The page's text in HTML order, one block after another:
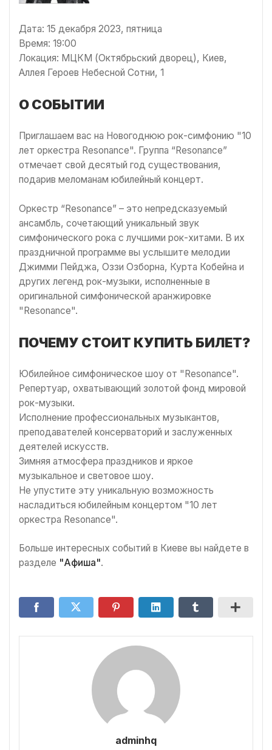
Дата: 15 декабря 2023, пятница
Время: 19:00
Локация: МЦКМ (Октябрьский дворец), Киев,
Аллея Героев Небесной Сотни, 1
О СОБЫТИИ
Приглашаем вас на Новогоднюю рок-симфонию "10
лет оркестра Resonance". Группа “Resonance”
отмечает свой десятый год существования,
подарив меломанам юбилейный концерт.
Оркестр “Resonance” – это непредсказуемый
ансамбль, сочетающий уникальный звук
симфонического рока с лучшими рок-хитами. В их
праздничной программе вы услышите мелодии
Джимми Пейджа, Оззи Озборна, Курта Кобейна и
других легенд рок-музыки, исполненные в
оригинальной симфонической аранжировке
"Resonance".
ПОЧЕМУ СТОИТ КУПИТЬ БИЛЕТ?
Юбилейное симфоническое шоу от "Resonance".
Репертуар, охватывающий золотой фонд мировой
рок-музыки.
Исполнение профессиональных музыкантов,
преподавателей консерваторий и заслуженных
деятелей искусств.
Зимняя атмосфера праздников и яркое
музыкальное и световое шоу.
Не упустите эту уникальную возможность
насладиться юбилейным концертом "10 лет
оркестра Resonance".
Больше интересных событий в Киеве вы найдете в
разделе "Афиша".
adminhq